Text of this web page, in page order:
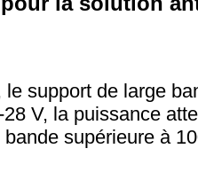
support de large
V, la puissance
supérieure à